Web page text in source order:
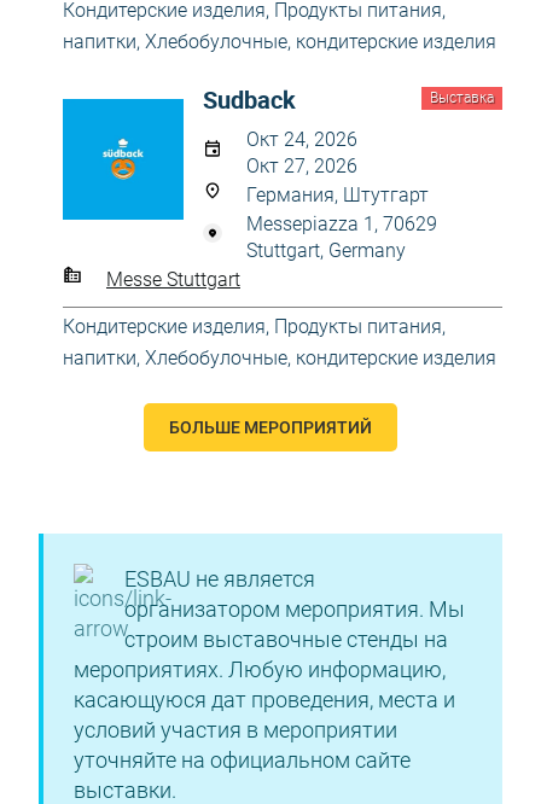
Кондитерские изделия, Продукты питания,
напитки, Хлебобулочные, кондитерские изделия
Выставка
Sudback
Окт 24, 2026
Окт 27, 2026
Германия, Штутгарт
Messepiazza 1, 70629
Stuttgart, Germany
Messe Stuttgart
Кондитерские изделия, Продукты питания,
напитки, Хлебобулочные, кондитерские изделия
БОЛЬШЕ МЕРОПРИЯТИЙ
ESBAU не является
организатором мероприятия. Мы
строим выставочные стенды на
мероприятиях. Любую информацию,
касающуюся дат проведения, места и
условий участия в мероприятии
уточняйте на официальном сайте
выставки.